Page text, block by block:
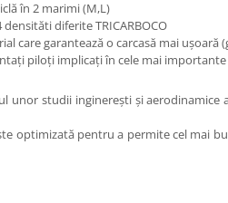
în 2 marimi (M,L)
diferite TRICARBOCO
care garantează o carcasă mai
piloți implicați în cele mai
unor studii inginerești și
optimizată pentru a permite cel